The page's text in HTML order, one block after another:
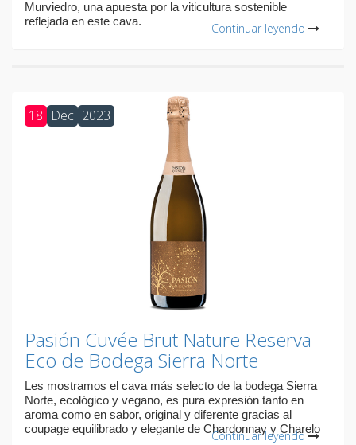
Murviedro, una apuesta por la viticultura sostenible
reflejada en este cava.
Continuar leyendo
18 Dec 2023
Pasión Cuvée Brut Nature Reserva
Eco de Bodega Sierra Norte
Les mostramos el cava más selecto de la bodega Sierra
Norte, ecológico y vegano, es pura expresión tanto en
aroma como en sabor, original y diferente gracias al
coupage equilibrado y elegante de Chardonnay y Charelo
Continuar leyendo